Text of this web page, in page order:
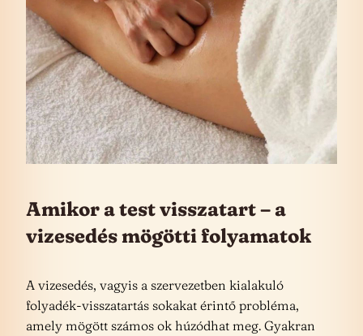
Amikor a test visszatart – a
vizesedés mögötti folyamatok
A vizesedés, vagyis a szervezetben kialakuló
folyadék-visszatartás sokakat érintő probléma,
amely mögött számos ok húzódhat meg. Gyakran